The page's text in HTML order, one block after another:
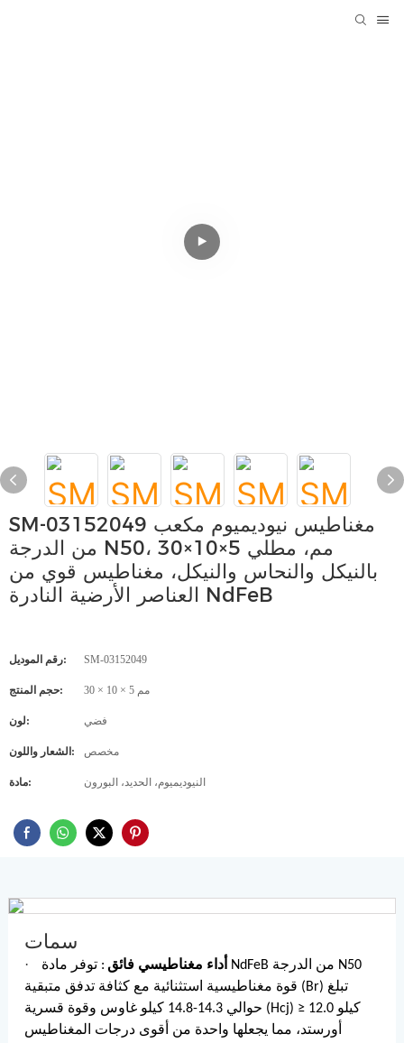
SM-03152049 مغناطيس نيوديميوم مكعب
من الدرجة N50، 30×10×5 مم، مطلي
بالنيكل والنحاس والنيكل، مغناطيس قوي من
العناصر الأرضية النادرة NdFeB
رقم الموديل: SM-03152049
حجم المنتج: 30 × 10 × 5 مم
لون: فضي
الشعار واللون: مخصص
مادة: النيوديميوم، الحديد، البورون
سمات
· أداء مغناطيسي فائق : توفر مادة NdFeB من الدرجة N50
قوة مغناطيسية استثنائية مع كثافة تدفق متبقية (Br) تبلغ
حوالي 14.3-14.8 كيلو غاوس وقوة قسرية (Hcj) ≥ 12.0 كيلو
أورستد، مما يجعلها واحدة من أقوى درجات المغناطيس